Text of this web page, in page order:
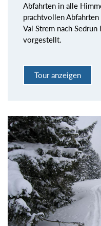
Abfahrten in alle
prachtvollen
Val Strem nach
vorgestellt.
Tour anzeigen